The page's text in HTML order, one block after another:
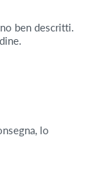
ben descritti.
lo